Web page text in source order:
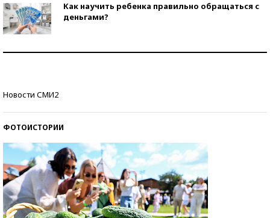
Как научить ребенка правильно обращаться с
деньгами?
Новости СМИ2
ФОТОИСТОРИИ